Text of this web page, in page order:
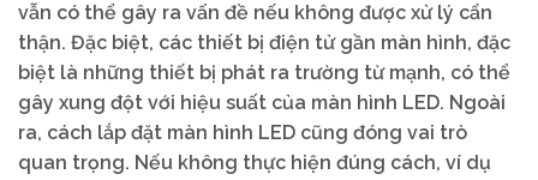
vẫn có thể gây ra vấn đề nếu không được xử lý cẩn
thận. Đặc biệt, các thiết bị điện tử gần màn hình, đặc
biệt là những thiết bị phát ra trường từ mạnh, có thể
gây xung đột với hiệu suất của màn hình LED. Ngoài
ra, cách lắp đặt màn hình LED cũng đóng vai trò
quan trọng. Nếu không thực hiện đúng cách, ví dụ